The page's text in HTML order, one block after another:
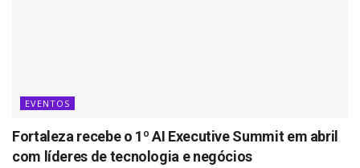
EVENTOS
Fortaleza recebe o 1º AI Executive Summit em abril
com líderes de tecnologia e negócios